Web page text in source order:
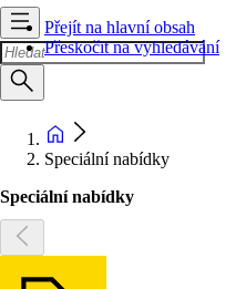
Přejít na hlavní obsah
Přeskočit na vyhledávání
Speciální nabídky
Speciální nabídky